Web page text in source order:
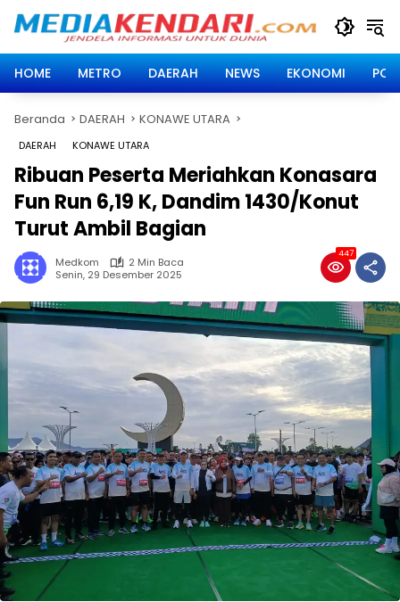
HOME
METRO DAERAH NEWS EKONOMI
Beranda DAERAH KONAWE UTARA
DAERAH KONAWE UTARA
Ribuan Peserta Meriahkan Konasara
Fun Run 6,19 K, Dandim 1430/Konut
Turut Ambil Bagian
Medkom
2 Min Baca
Senin, 29 Desember 2025
447